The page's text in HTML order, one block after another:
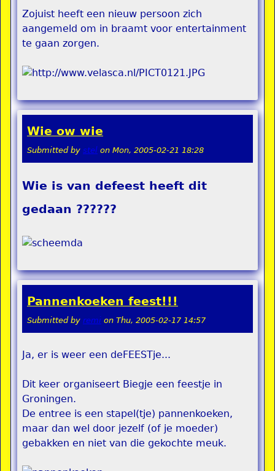
Zojuist heeft een nieuw persoon zich
aangemeld om in braamt voor entertainment
te gaan zorgen.
Wie ow wie
Submitted by stel on Mon, 2005-02-21 18:28
Wie is van defeest heeft dit
gedaan ??????
Pannenkoeken feest!!!
Submitted by remi on Thu, 2005-02-17 14:57
Ja, er is weer een deFEESTje...
Dit keer organiseert Biegje een feestje in
Groningen.
De entree is een stapel(tje) pannenkoeken,
maar dan wel door jezelf (of je moeder)
gebakken en niet van die gekochte meuk.